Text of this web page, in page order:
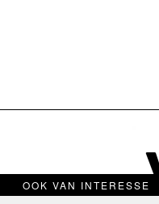
OOK VAN INTERESSE